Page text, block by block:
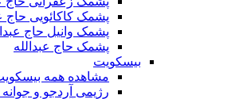
پشمک کاکائویی حاج
پشمک وانیل حاج عبدالله
پشمک حاج عبدالله
بیسکویت
مشاهده همه
رژیمی آردجو و